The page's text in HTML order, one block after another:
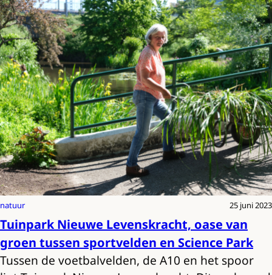
natuur 25 juni 2023
Tuinpark Nieuwe Levenskracht, oase van
groen tussen sportvelden en Science Park
Tussen de voetbalvelden, de A10 en het spoor